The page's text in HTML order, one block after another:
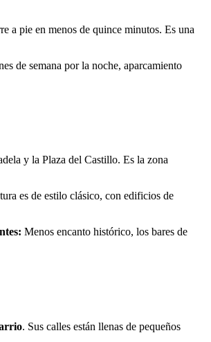
a pie en menos de quince minutos. Es una
de semana por la noche, aparcamiento
y la Plaza del Castillo. Es la zona
es de estilo clásico, con edificios de
Menos encanto histórico, los bares de
. Sus calles están llenas de pequeños